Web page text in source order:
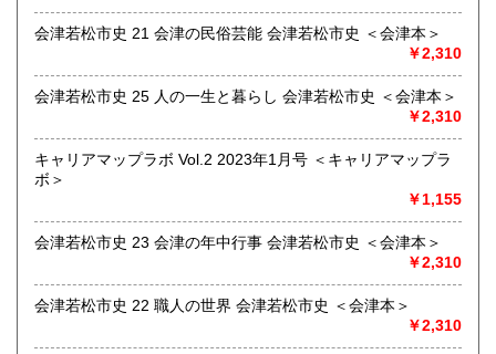
360円
営業時間：-
定休日：-
書籍の買取について
取り扱い分野
古書一般（その他）
会津若松市史 21 会津の民俗芸能 会津若松市史 ＜会津本＞
￥2,310
会津若松市史 25 人の一生と暮らし 会津若松市史 ＜会津本＞
￥2,310
キャリアマップラボ Vol.2 2023年1月号 ＜キャリアマップラ
ボ＞
￥1,155
会津若松市史 23 会津の年中行事 会津若松市史 ＜会津本＞
￥2,310
会津若松市史 22 職人の世界 会津若松市史 ＜会津本＞
￥2,310